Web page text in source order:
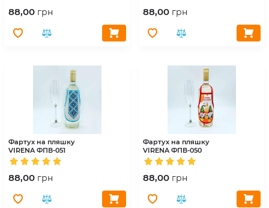
88,00 грн 88,00 грн
Фартух на пляшку
VIRENA ФПВ-051
88,00 грн
Фартух на пляшку
VIRENA ФПВ-050
88,00 грн